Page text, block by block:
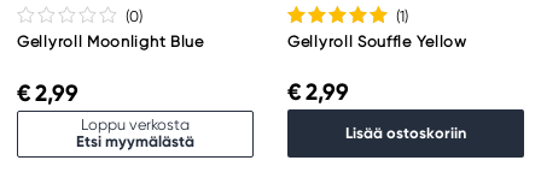
(0)
Gellyroll Moonlight Blue
€ 2,99
Loppu verkosta
Etsi myymälästä
(1)
Gellyroll Souffle Yellow
€ 2,99
Lisää ostoskoriin